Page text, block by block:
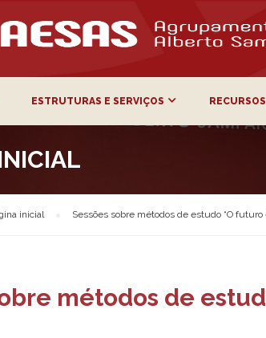
ESTRUTURAS E SERVIÇOS
inicial Sessões sobre métodos de estudo “O futuro
métodos de